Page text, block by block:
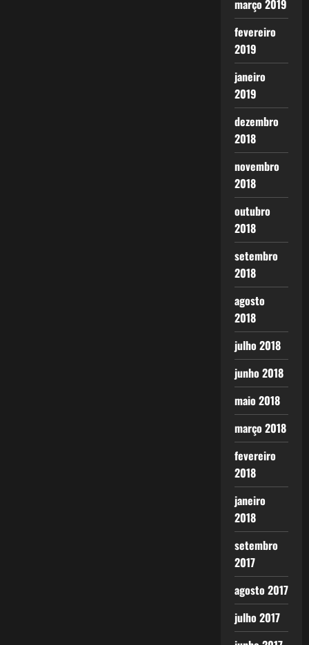
março 2019
fevereiro
2019
janeiro
2019
dezembro
2018
novembro
2018
outubro
2018
setembro
2018
agosto
2018
julho 2018
junho 2018
maio 2018
março 2018
fevereiro
2018
janeiro
2018
setembro
2017
agosto 2017
julho 2017